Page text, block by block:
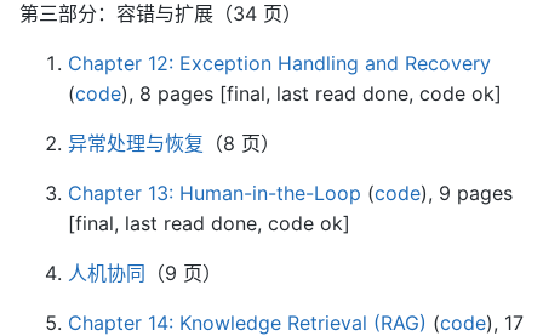
第三部分：容错与扩展（34 页）
Chapter 12: Exception Handling and Recovery
(code), 8 pages [final, last read done, code ok]
异常处理与恢复 （8 页）
Chapter 13: Human-in-the-Loop (code), 9 pages
[final, last read done, code ok]
人机协同 （9 页）
Chapter 14: Knowledge Retrieval (RAG) (code), 17